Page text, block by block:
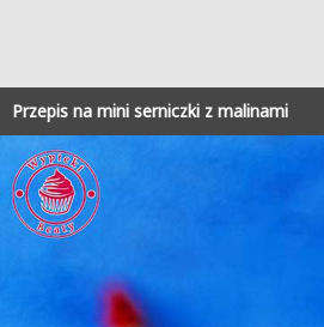
Przepis na mini serniczki z malinami